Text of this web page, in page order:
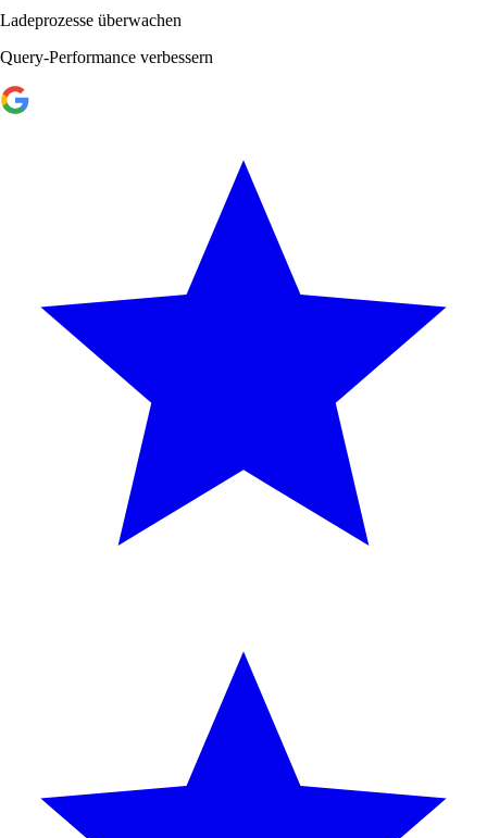
Ladeprozesse überwachen
Query-Performance verbessern